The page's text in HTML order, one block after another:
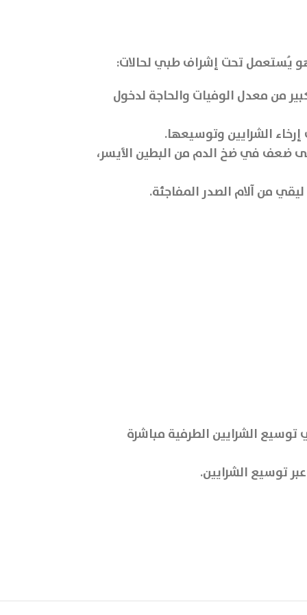
من معدل الوفيات والحاجة لدخول
الشرايين وتوسيعها.
ضعف في ضخ الدم من البطين الأيسر،
من آلام الصدر المفاجئة.
ليمنحه ميزة إضافية وهي توسيع الشرايين الطرفية مباشرة
توسيع الشرايين.